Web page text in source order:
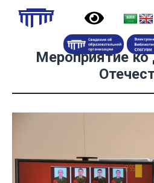
Мероприятие